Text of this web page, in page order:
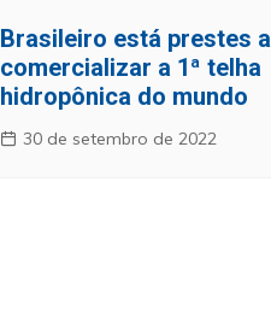
Brasileiro está prestes a
comercializar a 1ª telha
hidropônica do mundo
30 de setembro de 2022